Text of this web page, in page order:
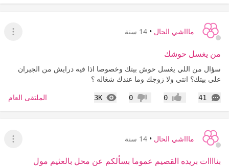
ماااشي الحال • 14 سنة
عرض
من يغسل حوشك
سؤال من اللي يغسل حوش بيتك وخصوصا اذا فيه درايش من الجيران
على بيتك؟ انتي ولا زوجك وما عندك شغاله ؟
41
التعليقات إعجاب0 عدم إعجاب
0
3K
المشاهدات الملتقى العام
ماااشي الحال • 14 سنة
عرض
بناااات بريده القصيم عموما بسألكم عن محل بالعثيم مول